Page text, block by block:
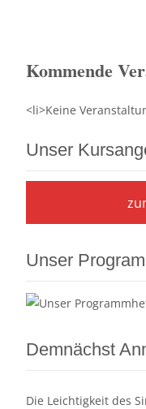
Kommende
<li>Keine
Unser
Unser
Demnächst
Die Leichtigkeit des